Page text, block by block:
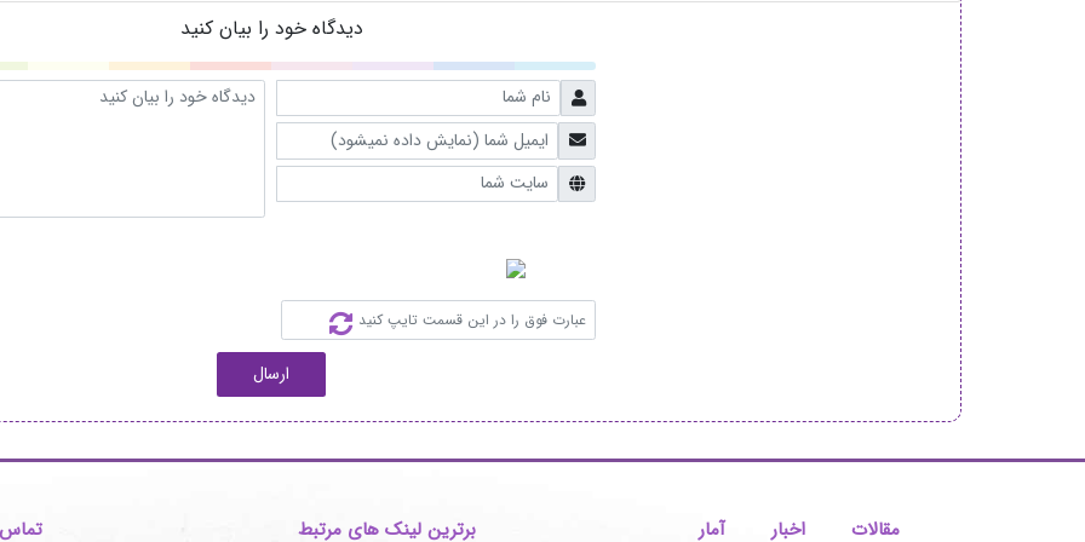
دیدگاه خود را بیان کنید
ارسال
مقالات اخبار آمار برترین لینک های مرتبط تماس